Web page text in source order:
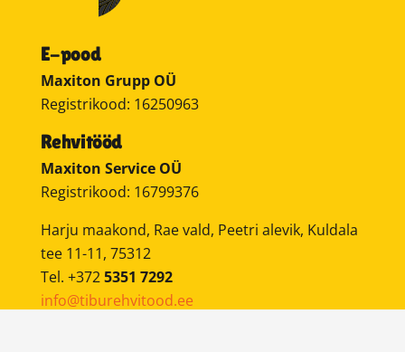
E-pood
Maxiton Grupp OÜ
Registrikood: 16250963
Rehvitööd
Maxiton Service OÜ
Registrikood: 16799376
Harju maakond, Rae vald, Peetri alevik, Kuldala
tee 11-11, 75312
Tel. +3725351 7292
info@tiburehvitood.ee